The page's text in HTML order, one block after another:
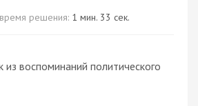
решения: 1 мин. 33 сек.
воспоминаний политического